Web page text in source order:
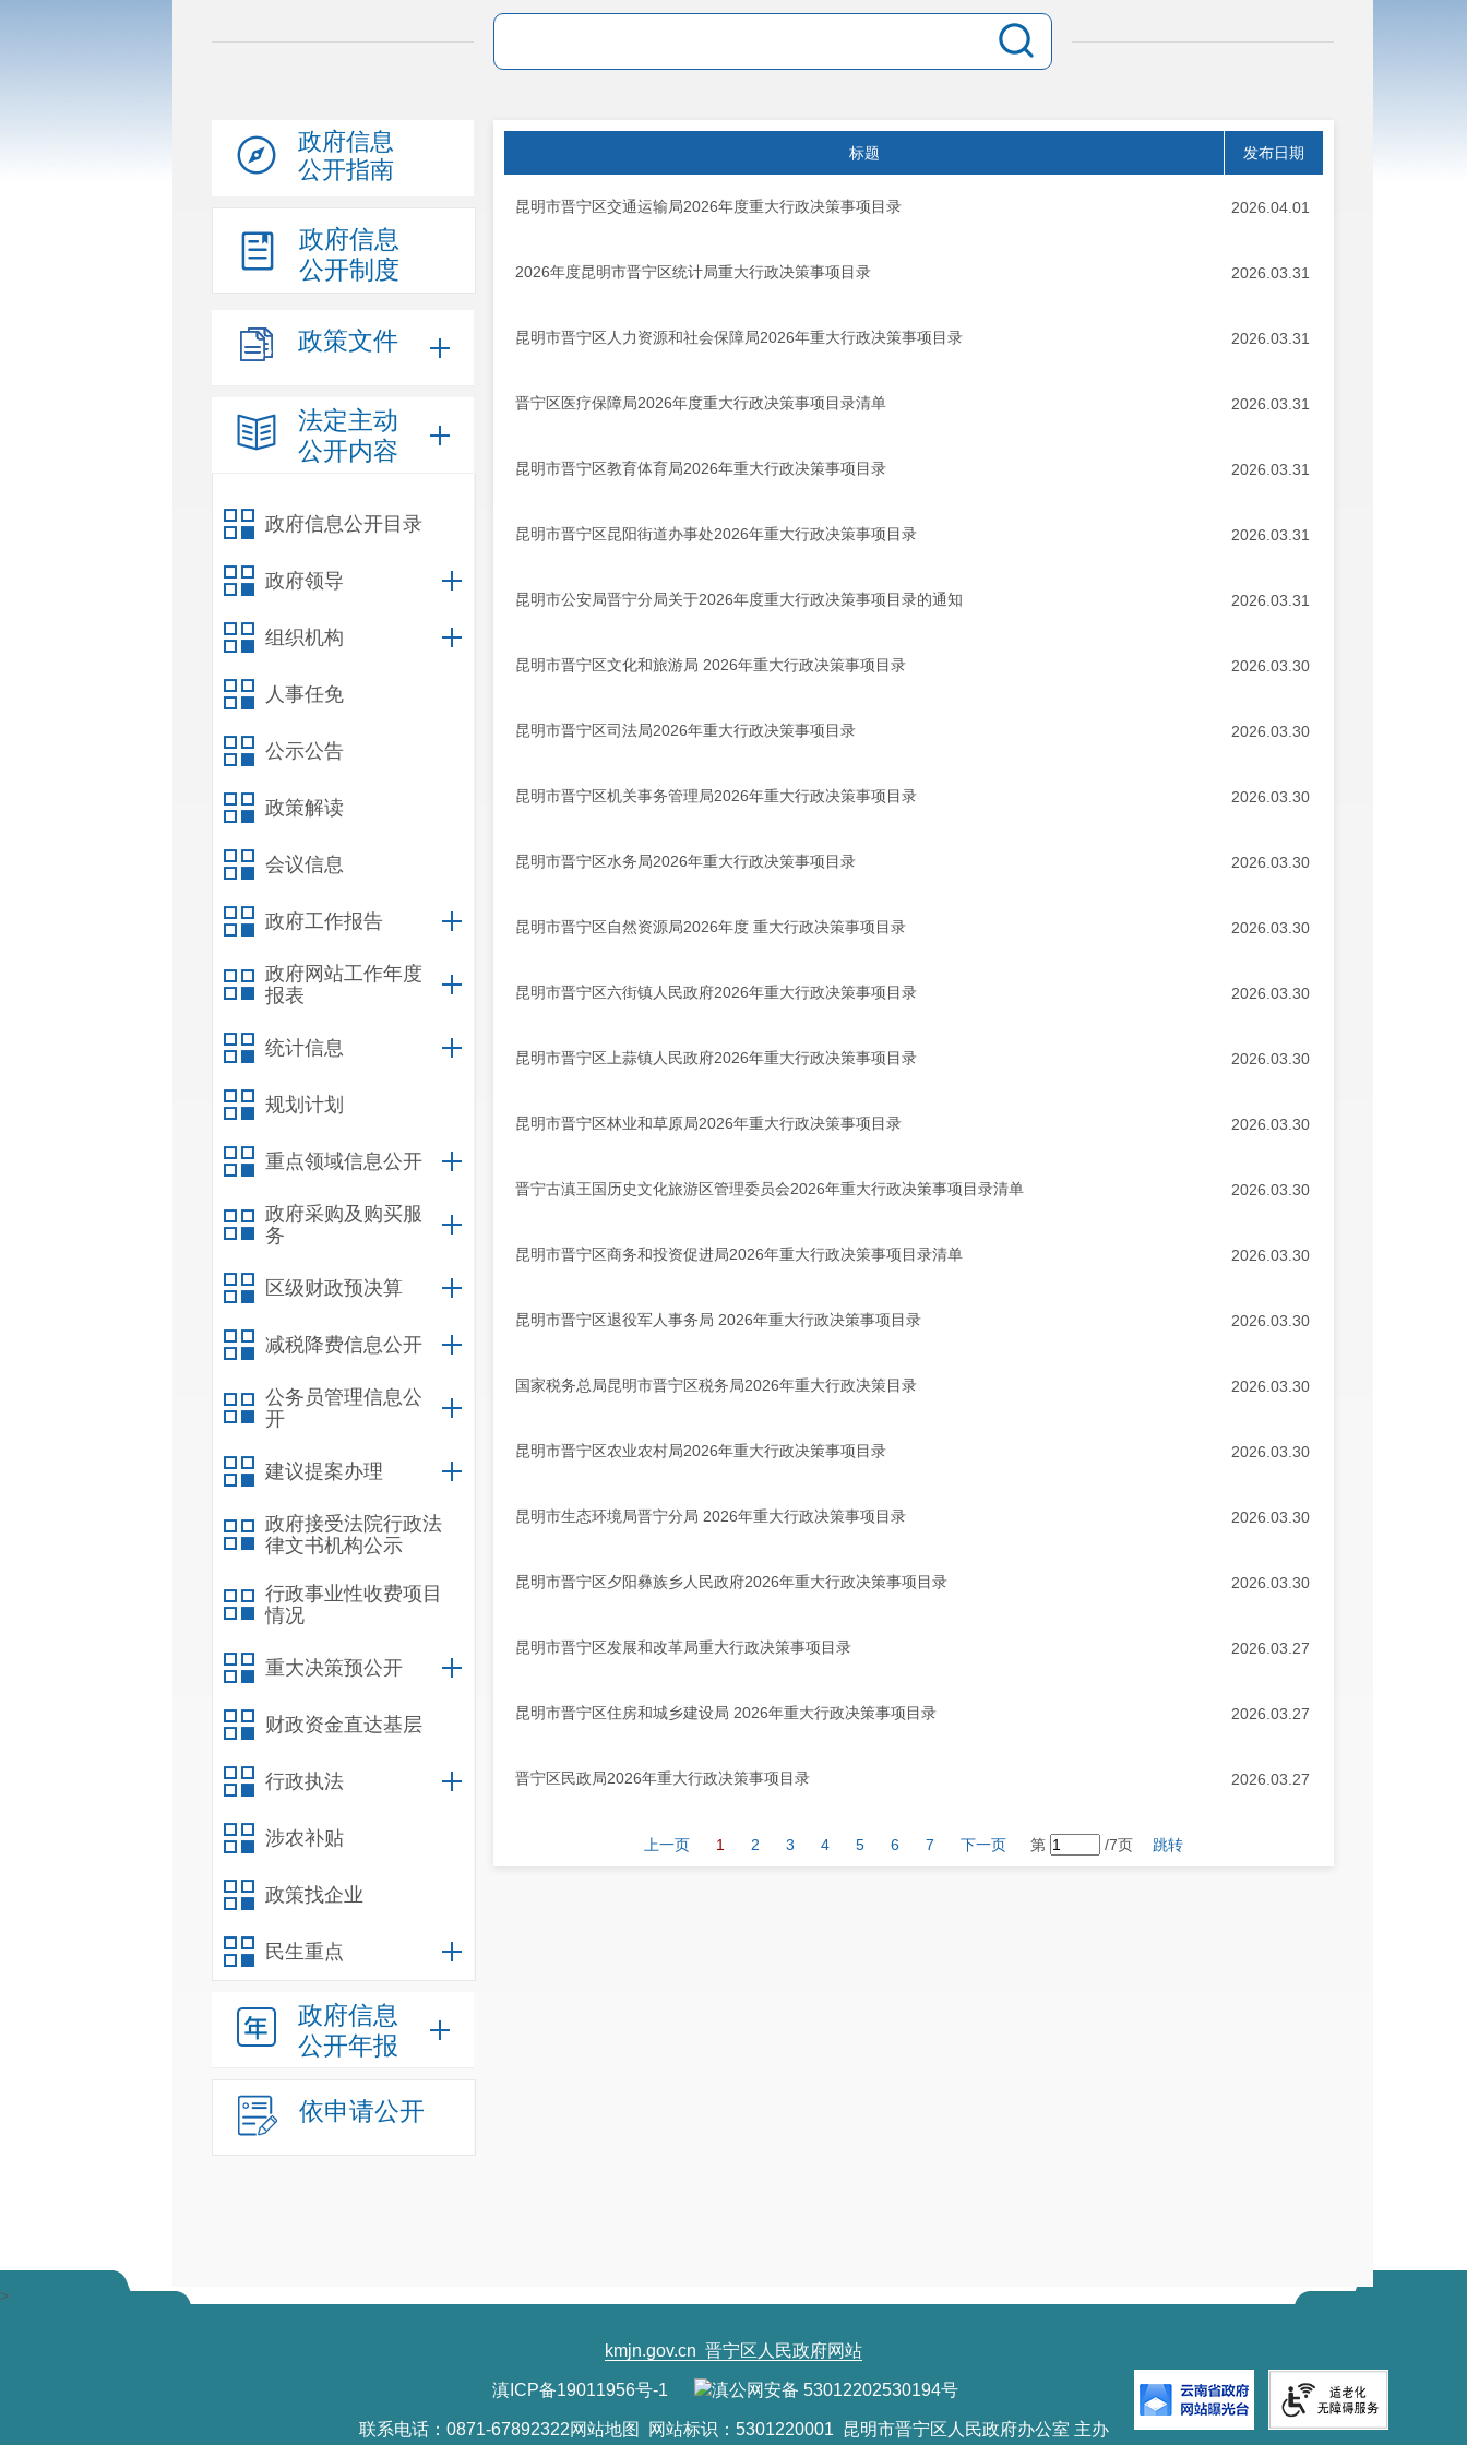
政府信息
公开指南
政府信息
公开制度
政策文件
法定主动
公开内容
政府信息公开目录
政府领导
组织机构
人事任免
公示公告
政策解读
会议信息
政府工作报告
政府网站工作年度
报表
统计信息
规划计划
重点领域信息公开
政府采购及购买服
务
区级财政预决算
减税降费信息公开
公务员管理信息公
开
建议提案办理
政府接受法院行政法
律文书机构公示
行政事业性收费项目
情况
重大决策预公开
财政资金直达基层
行政执法
涉农补贴
政策找企业
民生重点
政府信息
公开年报
依申请公开
标题 发布日期
昆明市晋宁区交通运输局2026年度重大行政决策事项目录 2026.04.01
2026年度昆明市晋宁区统计局重大行政决策事项目录 2026.03.31
昆明市晋宁区人力资源和社会保障局2026年重大行政决策事项目录 2026.03.31
晋宁区医疗保障局2026年度重大行政决策事项目录清单 2026.03.31
昆明市晋宁区教育体育局2026年重大行政决策事项目录 2026.03.31
昆明市晋宁区昆阳街道办事处2026年重大行政决策事项目录 2026.03.31
昆明市公安局晋宁分局关于2026年度重大行政决策事项目录的通知 2026.03.31
昆明市晋宁区文化和旅游局 2026年重大行政决策事项目录 2026.03.30
昆明市晋宁区司法局2026年重大行政决策事项目录 2026.03.30
昆明市晋宁区机关事务管理局2026年重大行政决策事项目录 2026.03.30
昆明市晋宁区水务局2026年重大行政决策事项目录 2026.03.30
昆明市晋宁区自然资源局2026年度 重大行政决策事项目录 2026.03.30
昆明市晋宁区六街镇人民政府2026年重大行政决策事项目录 2026.03.30
昆明市晋宁区上蒜镇人民政府2026年重大行政决策事项目录 2026.03.30
昆明市晋宁区林业和草原局2026年重大行政决策事项目录 2026.03.30
晋宁古滇王国历史文化旅游区管理委员会2026年重大行政决策事项目录清单 2026.03.30
昆明市晋宁区商务和投资促进局2026年重大行政决策事项目录清单 2026.03.30
昆明市晋宁区退役军人事务局 2026年重大行政决策事项目录 2026.03.30
国家税务总局昆明市晋宁区税务局2026年重大行政决策目录 2026.03.30
昆明市晋宁区农业农村局2026年重大行政决策事项目录 2026.03.30
昆明市生态环境局晋宁分局 2026年重大行政决策事项目录 2026.03.30
昆明市晋宁区夕阳彝族乡人民政府2026年重大行政决策事项目录 2026.03.30
昆明市晋宁区发展和改革局重大行政决策事项目录 2026.03.27
昆明市晋宁区住房和城乡建设局 2026年重大行政决策事项目录 2026.03.27
​晋宁区民政局2026年重大行政决策事项目录 2026.03.27
上一页 1 2 3 4 5 6 7 下一页 第 /7页 跳转
>
kmjn.gov.cn 晋宁区人民政府网站
滇ICP备19011956号-1 滇公网安备 53012202530194号
联系电话：0871-67892322网站地图 网站标识：5301220001 昆明市晋宁区人民政府办公室 主办